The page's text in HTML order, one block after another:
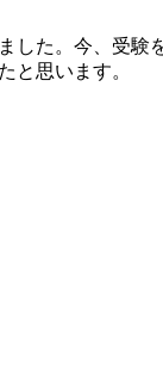
た。今、受
と思います。